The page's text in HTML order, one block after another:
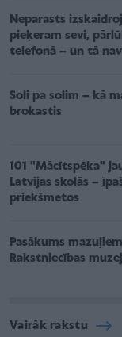
Neparasts
pieķeram sevi,
telefonā – un tā
Soli pa solim – kā
brokastis
101 "Mācītspēka"
Latvijas skolās –
priekšmetos
Pasākums
Rakstniecības
Vairāk rakstu